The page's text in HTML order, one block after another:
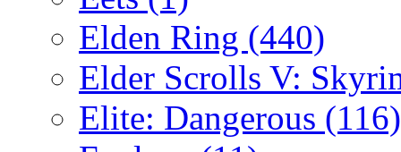
Elden Ring (440)
Elder Scrolls V:
Elite: Dangerous (116)